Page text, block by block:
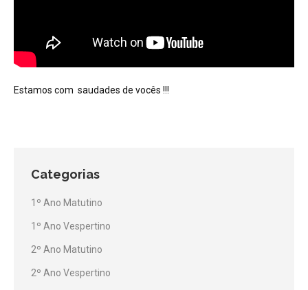
Estamos com saudades de vocês !!!
Categorias
1º Ano Matutino
1º Ano Vespertino
2º Ano Matutino
2º Ano Vespertino